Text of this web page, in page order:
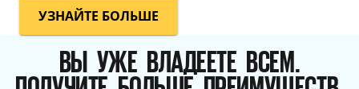
УЗНАЙТЕ БОЛЬШЕ
ВЫ УЖЕ ВЛАДЕЕТЕ ВСЕМ.